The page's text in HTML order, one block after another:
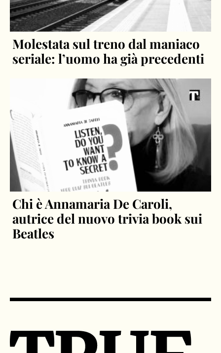
Molestata sul treno dal maniaco
seriale: l’uomo ha già precedenti
Chi è Annamaria De Caroli,
autrice del nuovo trivia book sui
Beatles